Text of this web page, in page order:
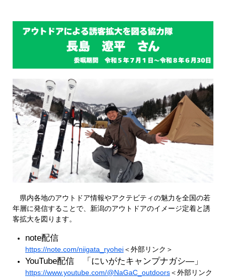
県内各地のアウトドア情報やアクテビティの魅力を全国の若
年層に発信することで、新潟のアウトドアのイメージ定着と誘
客拡大を図ります。
note配信
https://note.com/niigata_ryohei​＜外部リンク＞
YouTube配信 「にいがたキャンプナガシ―」
https://www.youtube.com/@NaGaC_outdoors＜外部リンク